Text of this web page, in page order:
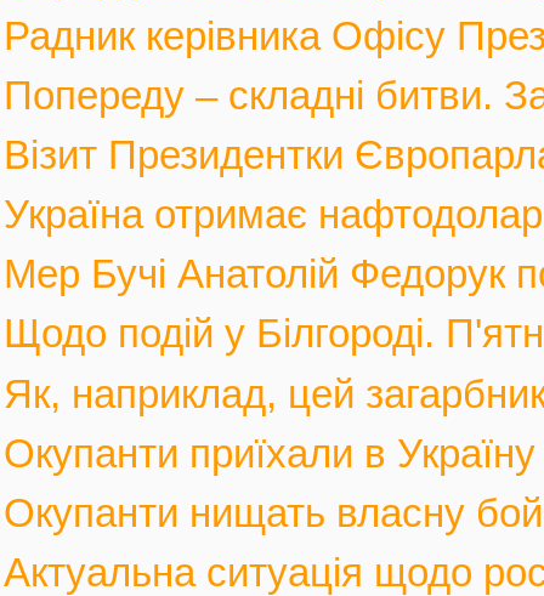
Радник керівника Офісу
Попереду – складні битви.
Візит Президентки
Україна отримає
Мер Бучі Анатолій Федорук
Щодо подій у Білгороді.
Як, наприклад, цей
Окупанти приїхали в
Окупанти нищать власну
Актуальна ситуація щодо